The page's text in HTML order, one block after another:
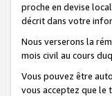
proche en devise
décrit dans votre
Nous verserons la
mois civil au cours
Vous pouvez être
vous acceptez que le